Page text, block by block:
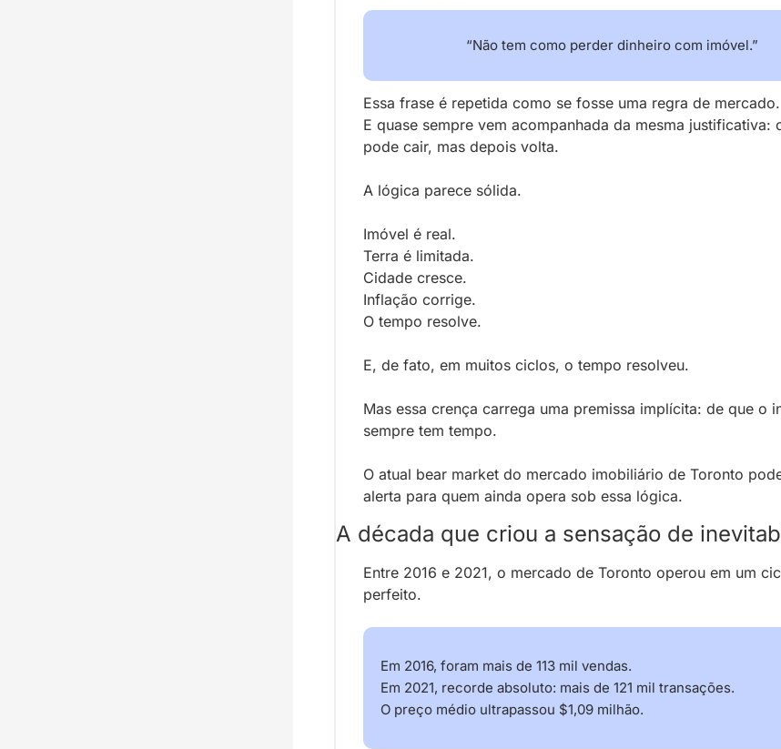
“Não tem como perder dinheiro com imóvel.”
Essa frase é repetida como se fosse uma regra de mercado.
E quase sempre vem acompanhada da mesma justificativa:
pode cair, mas depois volta.
A lógica parece sólida.
Imóvel é real.
Terra é limitada.
Cidade cresce.
Inflação corrige.
O tempo resolve.
E, de fato, em muitos ciclos, o tempo resolveu.
Mas essa crença carrega uma premissa implícita: de que o
sempre tem tempo.
O atual bear market do mercado imobiliário de Toronto
alerta para quem ainda opera sob essa lógica.
A década que criou a sensação de
Entre 2016 e 2021, o mercado de Toronto operou em um
perfeito.
Em 2016, foram mais de 113 mil vendas.
Em 2021, recorde absoluto: mais de 121 mil transações.
O preço médio ultrapassou $1,09 milhão.